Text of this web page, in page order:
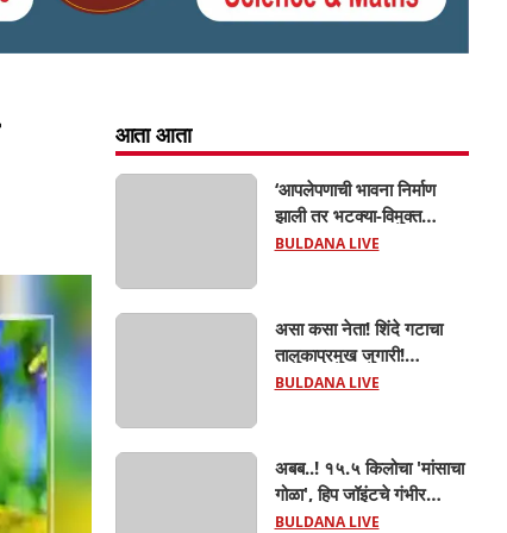
आता आता
‘आपलेपणाची भावना निर्माण
झाली तर भटक्या-विमुक्त
समाजाचा उत्कर्ष दूर नाही’; ही
सरसंघचालक मोहनजी भागवत
यांचे प्रतिपादन!
BULDANA LIVE
असा कसा नेता! शिंदे गटाचा
तालुकाप्रमुख जुगारी!
खामगावात तालुकाप्रमुखांच्या
गेला तालुकाप्रमुख; पण ६
जणांना साडेआठ लाखांच्या
मुद्देमालासह पकडले.....
BULDANA LIVE
अबब..! १५.५ किलोचा 'मांसाचा
गोळा', हिप जॉइंटचे गंभीर
फ्रॅक्चर अन् मृत्यूशी झुंज...
BULDANA LIVE